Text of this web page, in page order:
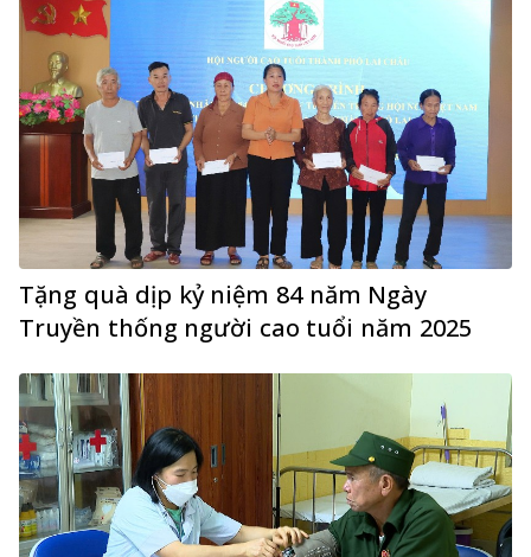
Tặng quà dịp kỷ niệm 84 năm Ngày
Truyền thống người cao tuổi năm 2025